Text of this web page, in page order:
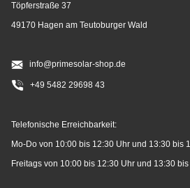
Töpferstraße 37
49170 Hagen am Teutoburger Wald
info@primesolar-shop.de
+49 5482 29698 43
Telefonische Erreichbarkeit:
Mo-Do von 10:00 bis 12:30 Uhr und 13:30 bis
Freitags von 10:00 bis 12:30 Uhr und 13:30